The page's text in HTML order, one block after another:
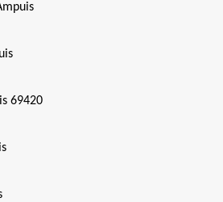
69420